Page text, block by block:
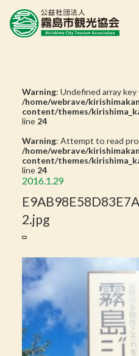
Warning: Undefined array key
/home/webrave/
content/themes/
line 24
Warning: Attempt to read
/home/webrave/
content/themes/
line 24
2016.1.29
2.jpg